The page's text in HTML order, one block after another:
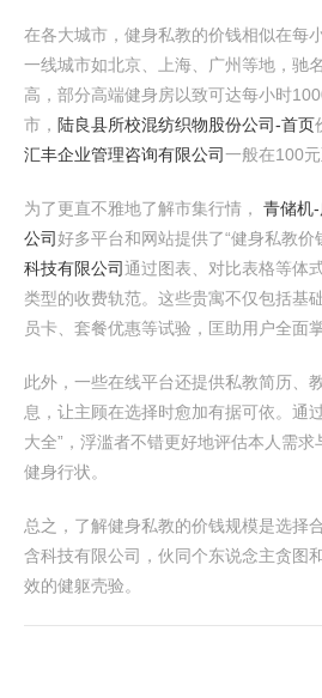
在各大城市，健身私教的价钱相似在每
一线城市如北京、上海、广州等地，驰
高，部分高端健身房以致可达每小时
市， 陆良县所校混纺织物股份公司-首页
汇丰企业管理咨询有限公司一般在100元
为了更直不雅地了解市集行情， 青储机
公司好多平台和网站提供了“健身私教价
科技有限公司通过图表、对比表格等体
类型的收费轨范。这些贵寓不仅包括基
员卡、套餐优惠等试验，匡助用户全面
此外，一些在线平台还提供私教简历、
息，让主顾在选择时愈加有据可依。通
大全”，浮滥者不错更好地评估本人需
健身行状。
总之，了解健身私教的价钱规模是选择
含科技有限公司，伙同个东说念主贪图
效的健躯壳验。